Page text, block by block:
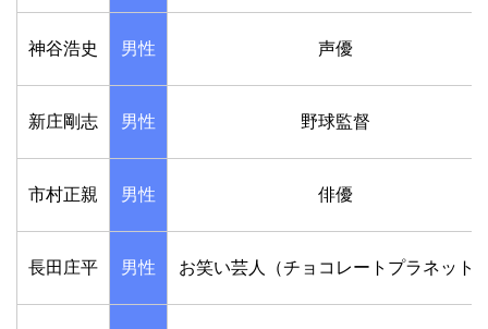
神谷浩史 男性 声優
新庄剛志 男性 野球監督
市村正親 男性 俳優
長田庄平 男性 お笑い芸人（チョコレートプラネット